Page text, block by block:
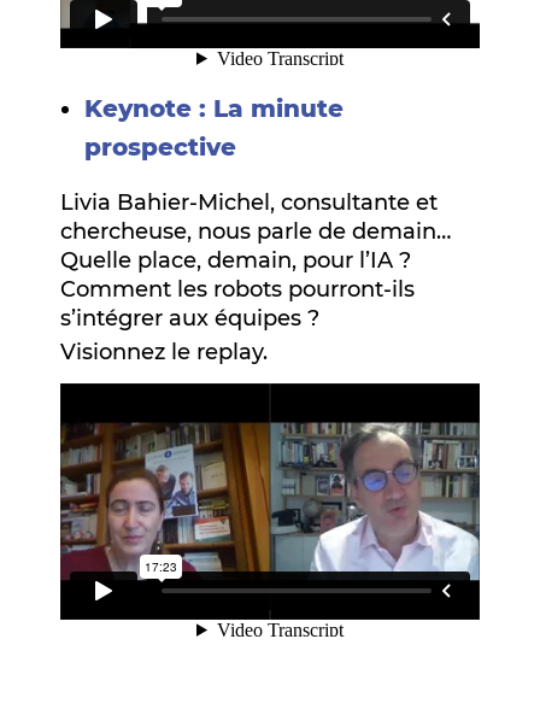
Keynote : La minute
prospective
Livia Bahier-Michel, consultante et
chercheuse, nous parle de demain…
Quelle place, demain, pour l’IA ?
Comment les robots pourront-ils
s’intégrer aux équipes ?
Visionnez le replay.